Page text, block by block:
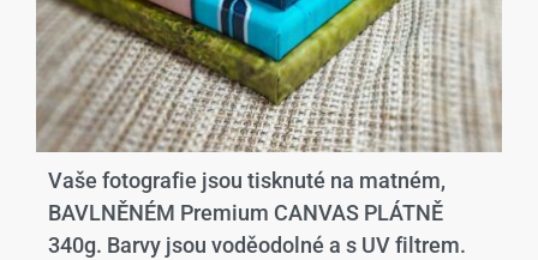
Vaše fotografie jsou tisknuté na matném,
BAVLNĚNÉM Premium CANVAS PLÁTNĚ
340g. Barvy jsou voděodolné a s UV filtrem.